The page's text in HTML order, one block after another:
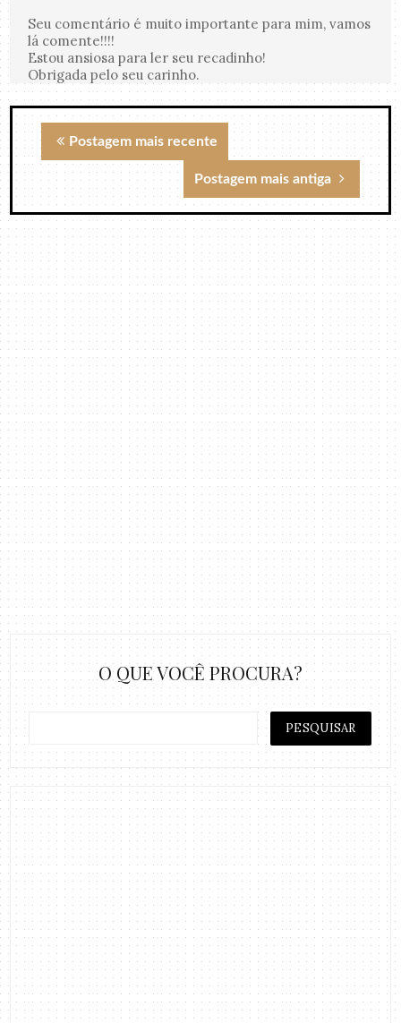
Seu comentário é muito importante para mim, vamos
lá comente!!!!
Estou ansiosa para ler seu recadinho!
Obrigada pelo seu carinho.
Postagem mais recente
Postagem mais antiga
O QUE VOCÊ PROCURA?